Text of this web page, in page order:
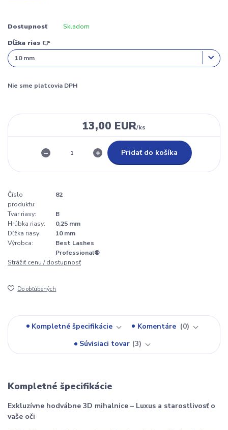
Dostupnosť Skladom
Dĺžka rias 👉
Nie sme platcovia DPH
13,00 EUR/ks
Pridať do košíka
Číslo
produktu:
82
Tvar riasy:
B
Hrúbka riasy:
0,25 mm
Dľžka riasy:
10 mm
Výrobca:
Best Lashes
Professional®
Strážiť cenu / dostupnosť
Do obľúbených
Kompletné špecifikácie Komentáre
0
Súvisiaci tovar 3
Kompletné špecifikácie
Exkluzívne hodvábne 3D mihalnice – Luxus a starostlivosť o
vaše oči